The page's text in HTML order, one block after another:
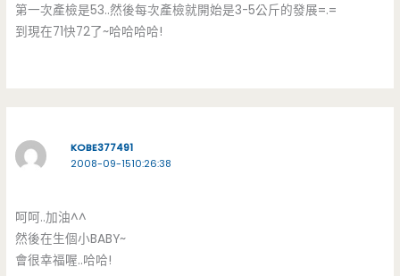
第一次產檢是53..然後每次產檢就開始是3-5公斤的發展=.=
到現在71快72了~哈哈哈哈!
KOBE377491
2008-09-1510:26:38
呵呵..加油^^
然後在生個小BABY~
會很幸福喔..哈哈!